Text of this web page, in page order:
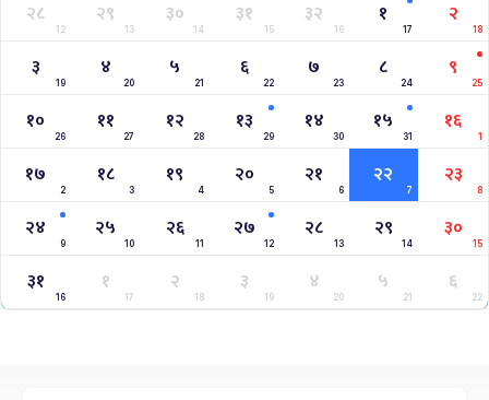
२८
12
२९
13
३०
14
३१
15
३२
16
१
17
२
18
३
19
४
20
५
21
६
22
७
23
८
24
९
25
१०
26
११
27
१२
28
१३
29
१४
30
१५
31
१६
1
१७
2
१८
3
१९
4
२०
5
२१
6
२२
7
२३
8
२४
9
२५
10
२६
11
२७
12
२८
13
२९
14
३०
15
३१
16
१
17
२
18
३
19
४
20
५
21
६
22